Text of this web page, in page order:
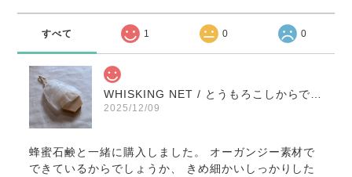
すべて 1 0 0
2025/12/09
蜂蜜石鹸と一緒に購入しました。 オーガンジー素材で
できているからでしょうか、 きめ細かいしっかりした